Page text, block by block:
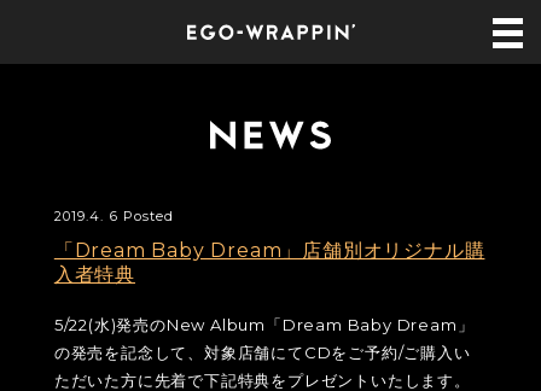
2019.4. 6 Posted
「Dream Baby Dream」店舗別オリジナル購
入者特典
5/22(水)発売のNew Album「Dream Baby Dream」
の発売を記念して、対象店舗にてCDをご予約/ご購入い
ただいた方に先着で下記特典をプレゼントいたします。